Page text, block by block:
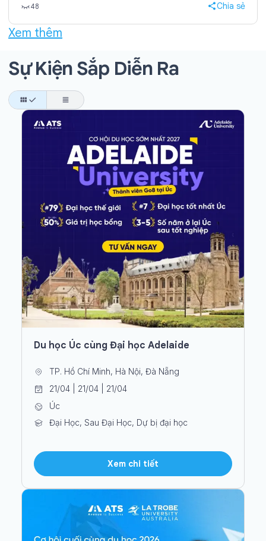
48 Chia sẻ
Xem thêm
Sự Kiện Sắp Diễn Ra
Du học Úc cùng Đại học Adelaide
TP. Hồ Chí Minh, Hà Nội, Đà Nẵng
21/04 | 21/04 | 21/04
Úc
Đại Học, Sau Đại Học, Dự bị đại học
Xem chi tiết